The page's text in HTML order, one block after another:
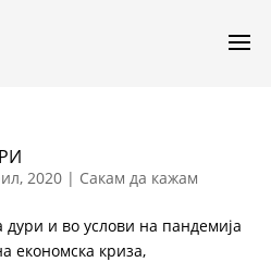
2020 | Сакам да кажам
и во услови на пандемија
економска криза,